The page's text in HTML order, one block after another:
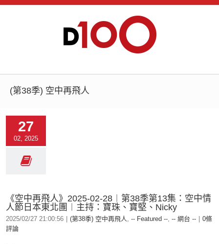
(第38季) 空中再飛人
27
02, 2025
《空中再飛人》2025-02-28︱第38季第13集：空中情
人節日本東北團︱主持：寶珠、寶堅、Nicky
2025/02/27 21:00:56 (第38季) 空中再飛人, -- Featured --, -- 網台 --
0條
評論